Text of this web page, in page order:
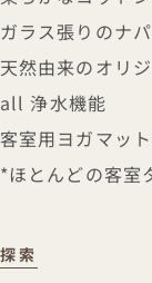
ガラス張りのナ
天然由来のオリ
all 浄水機能
客室用ヨガマッ
*ほとんどの客室
探索